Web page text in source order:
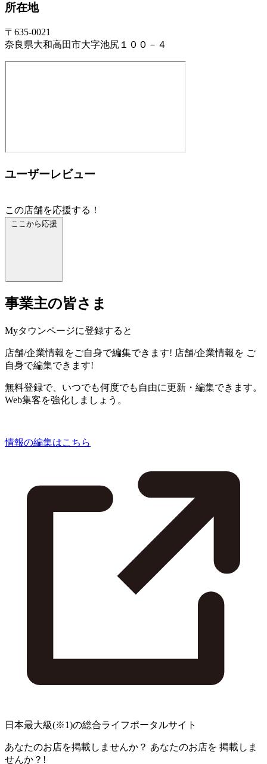
所在地
〒635-0021
奈良県大和高田市大字池尻１００－４
ユーザーレビュー
この店舗を応援する！
ここから応援
事業主の皆さま
Myタウンページに登録すると
店舗/企業情報をご自身で編集できます! 店舗/企業情報を ご
自身で編集できます!
無料登録で、いつでも何度でも自由に更新・編集できます。
Web集客を強化しましょう。
情報の編集はこちら
日本最大級(※1)の総合ライフポータルサイト
あなたのお店を掲載しませんか？ あなたのお店を 掲載しま
せんか？!